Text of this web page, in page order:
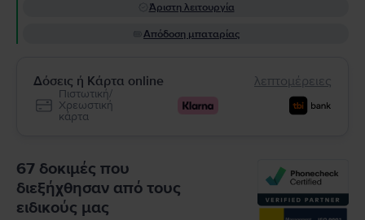
Άριστη λειτουργία
Απόδοση μπαταρίας
Δόσεις ή Κάρτα online λεπτομέρειες
Πιστωτική/
Χρεωστική
κάρτα
67 δοκιμές που
διεξήχθησαν από τους
ειδικούς μας